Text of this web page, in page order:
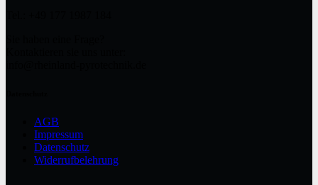
AGB
Impressum
Datenschutz
Widerrufbelehrung